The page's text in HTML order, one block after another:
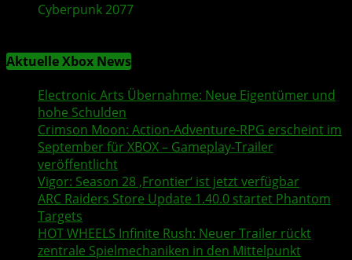
Cyberpunk 2077
Aktuelle Xbox News
Electronic Arts Übernahme: Neue Eigentümer und
hohe Schulden
Crimson Moon: Action-Adventure-RPG erscheint im
September für XBOX – Gameplay-Trailer
veröffentlicht
Vigor: Season 28 ‚Frontier‘ ist jetzt verfügbar
ARC Raiders Store Update 1.40.0 startet Phantom
Targets
HOT WHEELS Infinite Rush: NeuerTrailer rückt
zentrale Spielmechaniken in den Mittelpunkt